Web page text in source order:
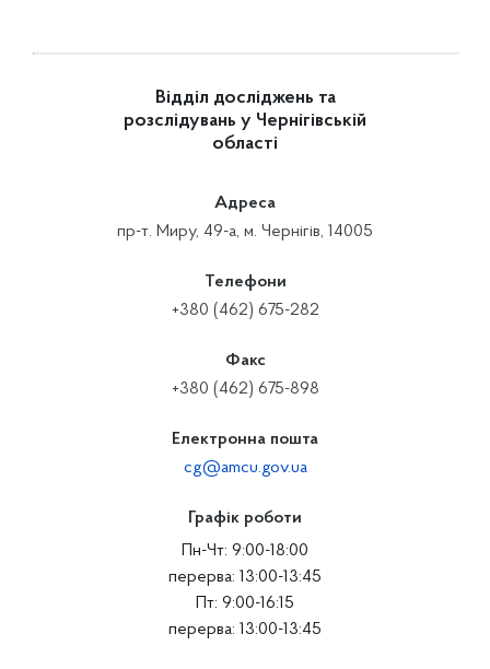
Відділ досліджень та
розслідувань у Чернігівській
області
Адреса
пр-т. Миру, 49-а, м. Чернігів, 14005
Телефони
+380 (462) 675-282
Факс
+380 (462) 675-898
Електронна пошта
cg@amcu.gov.ua
Графік роботи
Пн-Чт: 9:00-18:00
перерва: 13:00-13:45
Пт: 9:00-16:15
перерва: 13:00-13:45